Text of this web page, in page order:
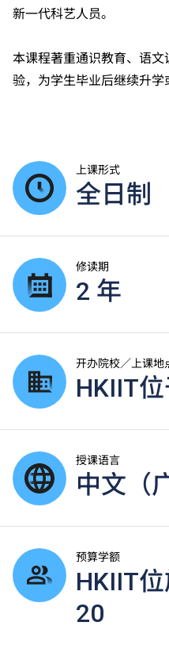
新一代科艺人员。
本课程著重通识教育、语
验，为学生毕业后继续升学
上课形式
全日制
修读期
2 年
开办院校／上课地
HKIIT位
授课语言
中文（
预算学额
HKIIT
20